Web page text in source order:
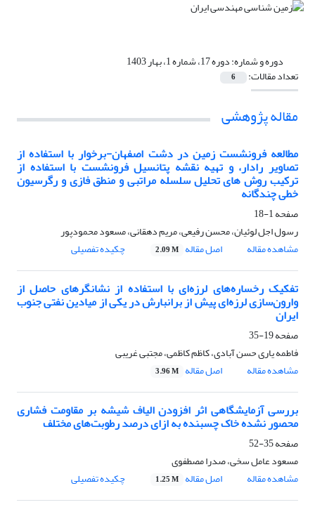
دوره و شماره:دوره 17، شماره 1، بهار 1403
تعداد مقالات: 6
مقاله پژوهشی
مطالعه فرونشست زمین در دشت اصفهان-برخوار با استفاده از
تصاویر رادار، و تهیه نقشه پتانسیل فرونشست با استفاده از
ترکیب روش های تحلیل سلسله مراتبی و منطق فازی و رگرسیون
خطی چندگانه
صفحه1-18
رسول اجل لوئیان، محسن رفیعی، مریم دهقانی، مسعود محمودپور
مشاهده مقاله
اصل مقاله 2.09 M چکیده تفصیلی
تفکیک رخساره‌های لرزه‌ای با استفاده از نشانگرهای حاصل از
وارون‌سازی لرزه‌ای پیش از برانبارش در یکی از میادین نفتی جنوب
ایران
صفحه19-35
فاطمه یاری حسن آبادی، کاظم کاظمی، مجتبی غریبی
مشاهده مقاله
اصل مقاله 3.96 M
بررسی آزمایشگاهی اثر افزودن الیاف شیشه بر مقاومت فشاری
محصور نشده خاک چسبنده به ازای درصد رطوبت‌های مختلف
صفحه35-52
مسعود عامل سخی، صدرا مصطفوی
مشاهده مقاله
اصل مقاله 1.25 M چکیده تفصیلی